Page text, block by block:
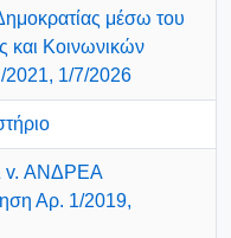
μέσω του
και Κοινωνικών
1/7/2026
ΑΝΔΡΕΑ
Αρ. 1/2019,